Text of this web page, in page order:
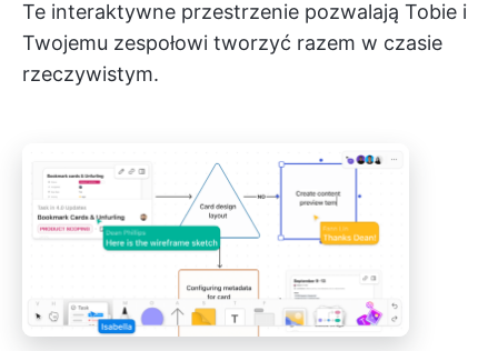
Te interaktywne przestrzenie pozwalają Tobie i
Twojemu zespołowi tworzyć razem w czasie
rzeczywistym.